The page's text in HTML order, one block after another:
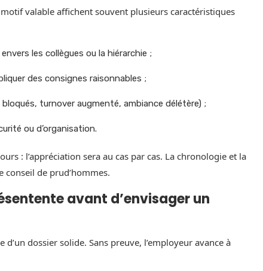
valable affichent souvent plusieurs caractéristiques
les collègues ou la hiérarchie ;
des consignes raisonnables ;
turnover augmenté, ambiance délétère) ;
ou d’organisation.
: l’appréciation sera au cas par cas. La chronologie et la
de prud’hommes.
avant d’envisager un
dossier solide. Sans preuve, l’employeur avance à